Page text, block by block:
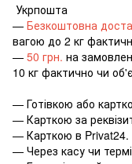
Укрпошта
— Безкоштовна
вагою до 2 кг
— 50 грн. на
10 кг фактично чи
— Готівкою або
— Карткою за
— Карткою в Privat24.
— Через касу чи